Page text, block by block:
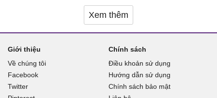
Xem thêm
Giới thiệu
Về chúng tôi
Facebook
Twitter
Chính sách
Điều khoản sử dụng
Hướng dẫn sử dụng
Chính sách bảo mật